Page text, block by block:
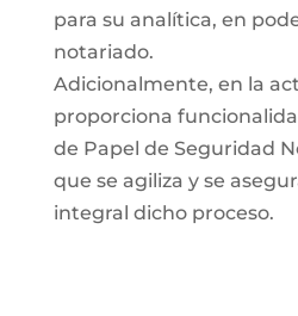
para su analítica, en
notariado.
Adicionalmente, en la
proporciona
de Papel de Seguridad
que se agiliza y se
integral dicho proceso.